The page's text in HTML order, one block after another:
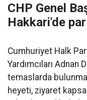
CHP Genel
Hakkari'de
Cumhuriyet Halk
Yardımcıları
temaslarda
heyeti, ziyaret